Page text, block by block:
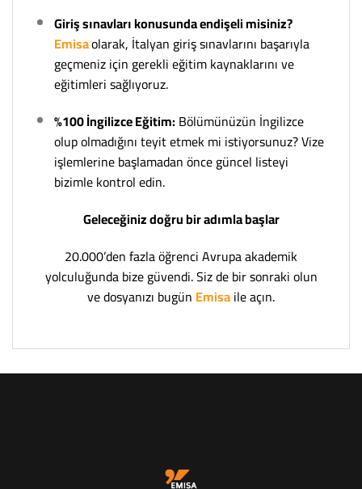
Giriş sınavları konusunda endişeli misiniz?
Emisaolarak, İtalyan giriş sınavlarını başarıyla
geçmeniz için gerekli eğitim kaynaklarını ve
eğitimleri sağlıyoruz.
%100 İngilizce Eğitim: Bölümünüzün İngilizce
olup olmadığını teyit etmek mi istiyorsunuz? Vize
işlemlerine başlamadan önce güncel listeyi
bizimle kontrol edin.
Geleceğiniz doğru bir adımla başlar
20.000’den fazla öğrenci Avrupa akademik
yolculuğunda bize güvendi. Siz de bir sonraki olun
ve dosyanızı bugün Emisaile açın.